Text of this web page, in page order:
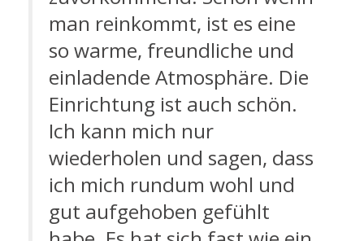
man reinkommt, ist es eine
so warme, freundliche und
einladende Atmosphäre. Die
Einrichtung ist auch schön.
Ich kann mich nur
wiederholen und sagen, dass
ich mich rundum wohl und
gut aufgehoben gefühlt